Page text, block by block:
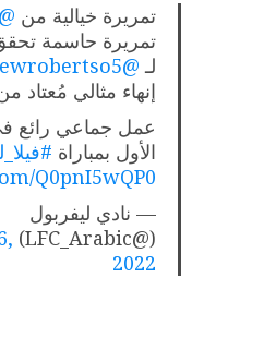
تمريرة خيالية من @TrentAA
تمريرة حاسمة
لـ @andrewrobertso5
إنهاء مثالي مُعتاد
عمل جماعي رائع
الأول بمباراة
Q0pnI5wQP0
— نادي ليفربول
(@LFC_Arabic)
2022